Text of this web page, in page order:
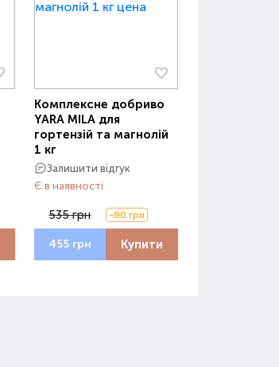
Комплексне добриво
YARA MILA для
гортензій та магнолій
1 кг
Залишити відгук
Є в наявності
535 грн -80 грн
455 грн Купити